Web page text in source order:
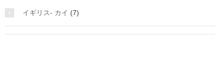
イギリス- カイ (7)